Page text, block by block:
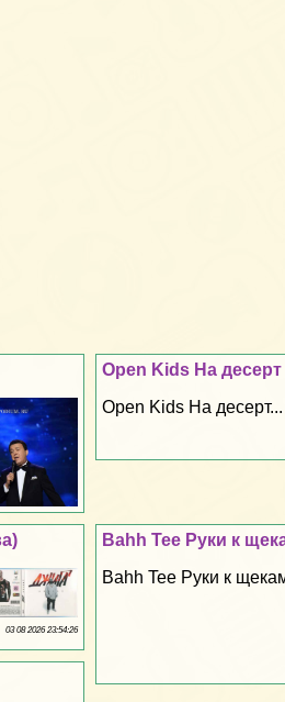
Open Kids На десерт
Open Kids На десерт...
Bahh Tee Руки к
Bahh Tee Руки к
03 08 2026 23:54:26